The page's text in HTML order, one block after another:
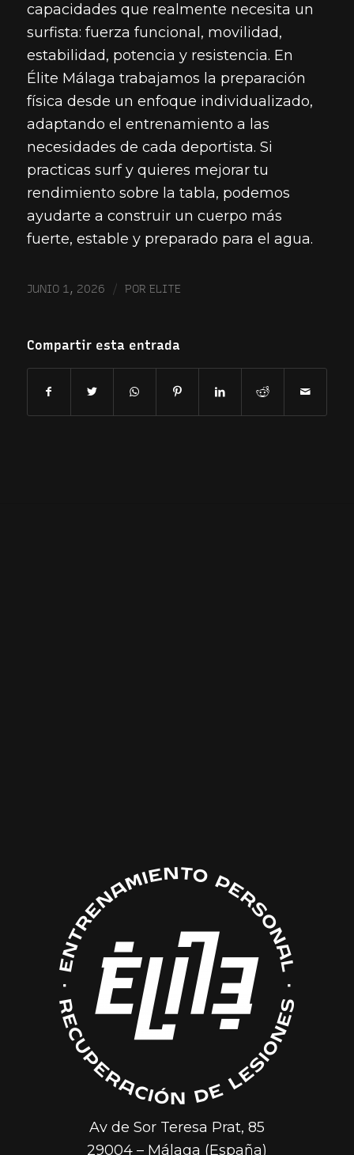
capacidades que realmente necesita un
surfista: fuerza funcional, movilidad,
estabilidad, potencia y resistencia. En
Élite Málaga trabajamos la preparación
física desde un enfoque individualizado,
adaptando el entrenamiento a las
necesidades de cada deportista. Si
practicas surf y quieres mejorar tu
rendimiento sobre la tabla, podemos
ayudarte a construir un cuerpo más
fuerte, estable y preparado para el agua.
JUNIO 1, 2026 / POR ELITE
Compartir esta entrada
Av de Sor Teresa Prat, 85
29004 – Málaga (España)